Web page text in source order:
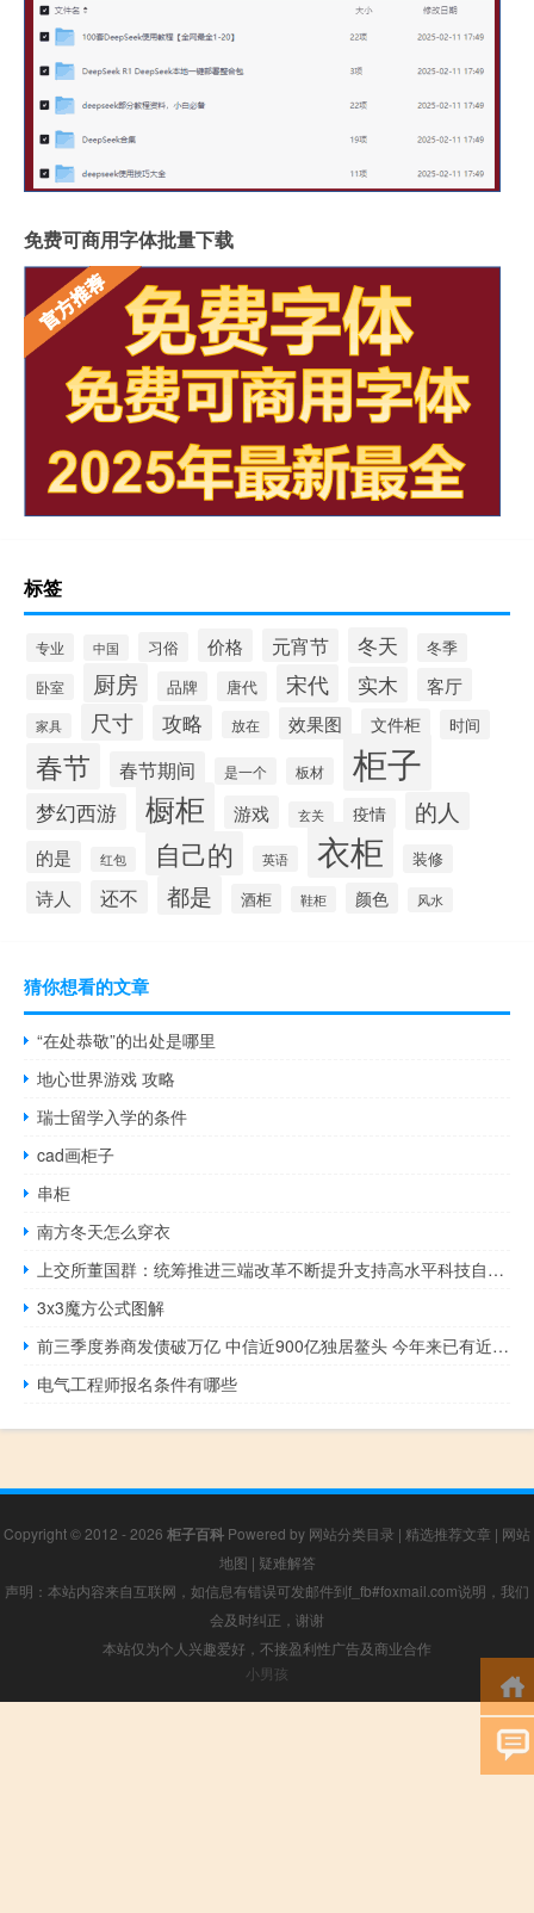
免费可商用字体批量下载
标签
专业 中国 习俗 价格 元宵节 冬天 冬季
卧室 厨房 品牌 唐代 宋代 实木 客厅
家具 尺寸 攻略 放在 效果图 文件柜 时间
春节 春节期间 是一个 板材 柜子
梦幻西游 橱柜 游戏 玄关 疫情 的人
的是 红包 自己的 英语 衣柜 装修
诗人 还不 都是 酒柜 鞋柜 颜色 风水
猜你想看的文章
“在处恭敬”的出处是哪里
地心世界游戏 攻略
瑞士留学入学的条件
cad画柜子
串柜
南方冬天怎么穿衣
上交所董国群：统筹推进三端改革不断提升支持高水平科技自立自强能级
3x3魔方公式图解
前三季度券商发债破万亿 中信近900亿独居鳌头 今年来已有近4000亿债券获批
电气工程师报名条件有哪些
Copyright © 2012 - 2026 柜子百科 Powered by 网站分类目录 | 精选推荐文章 | 网站
地图 | 疑难解答
声明：本站内容来自互联网，如信息有错误可发邮件到f_fb#foxmail.com说明，我们
会及时纠正，谢谢
本站仅为个人兴趣爱好，不接盈利性广告及商业合作
小男孩